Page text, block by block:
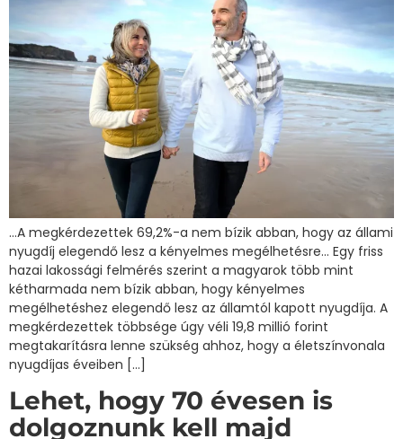
…A megkérdezettek 69,2%-a nem bízik abban, hogy az állami
nyugdíj elegendő lesz a kényelmes megélhetésre… Egy friss
hazai lakossági felmérés szerint a magyarok több mint
kétharmada nem bízik abban, hogy kényelmes
megélhetéshez elegendő lesz az államtól kapott nyugdíja. A
megkérdezettek többsége úgy véli 19,8 millió forint
megtakarításra lenne szükség ahhoz, hogy a életszínvonala
nyugdíjas éveiben […]
Lehet, hogy 70 évesen is
dolgoznunk kell majd